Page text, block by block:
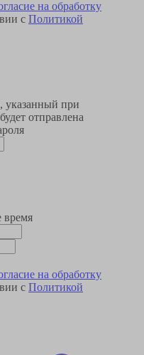
на обработку
с Политикой
указанный при
отправлена
на обработку
с Политикой